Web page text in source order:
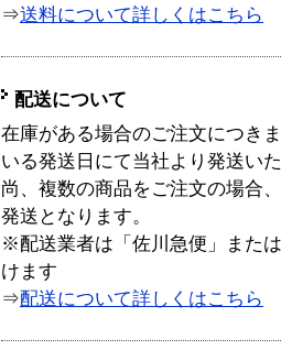
⇒送料について詳しくはこちら
配送について
在庫がある場合のご注文につき
いる発送日にて当社より発送い
尚、複数の商品をご注文の場合
発送となります。
※配送業者は「佐川急便」また
けます
⇒配送について詳しくはこちら